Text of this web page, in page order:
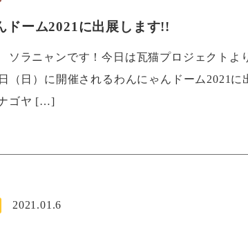
ドーム2021に出展します!!
ラニャンです！今日は瓦猫プロジェクトよ
日（日）に開催されるわんにゃんドーム2021
ゴヤ […]
2021.01.6